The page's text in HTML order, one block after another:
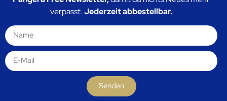
verpasst.Jederzeit abbestellbar.
Senden